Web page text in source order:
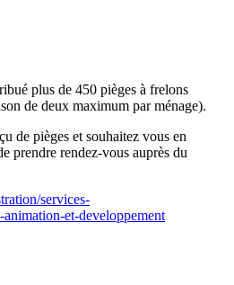
plus de 450 pièges à frelons
de deux maximum par ménage).
de pièges et souhaitez vous en
prendre rendez-vous auprès du
services-
et-developpement